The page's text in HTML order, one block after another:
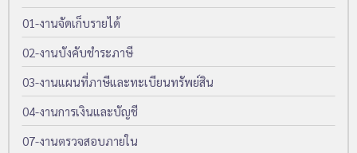
01-งานจัดเก็บรายได้
02-งานบังคับชำระภาษี
03-งานแผนที่ภาษีและทะเบียนทรัพย์สิน
04-งานการเงินและบัญชี
07-งานตรวจสอบภายใน